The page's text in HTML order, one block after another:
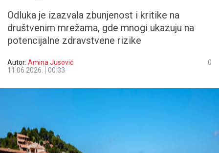
Odluka je izazvala zbunjenost i kritike na
društvenim mrežama, gde mnogi ukazuju na
potencijalne zdravstvene rizike
Autor: Amina Jusović
11.06.2026.
00:33
0